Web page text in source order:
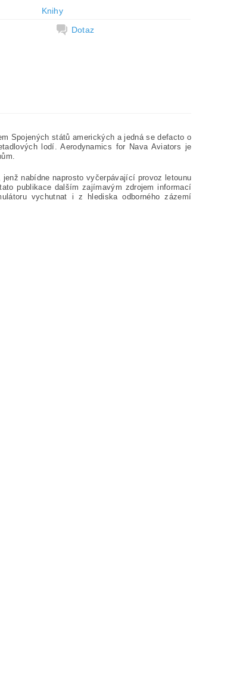
Knihy
Dotaz
Spojených států amerických a jedná se defacto o
lodí. Aerodynamics for Nava Aviators je
nabídne naprosto vyčerpávající provoz letounu
publikace dalším zajímavým zdrojem informací
vychutnat i z hlediska odborného zázemí